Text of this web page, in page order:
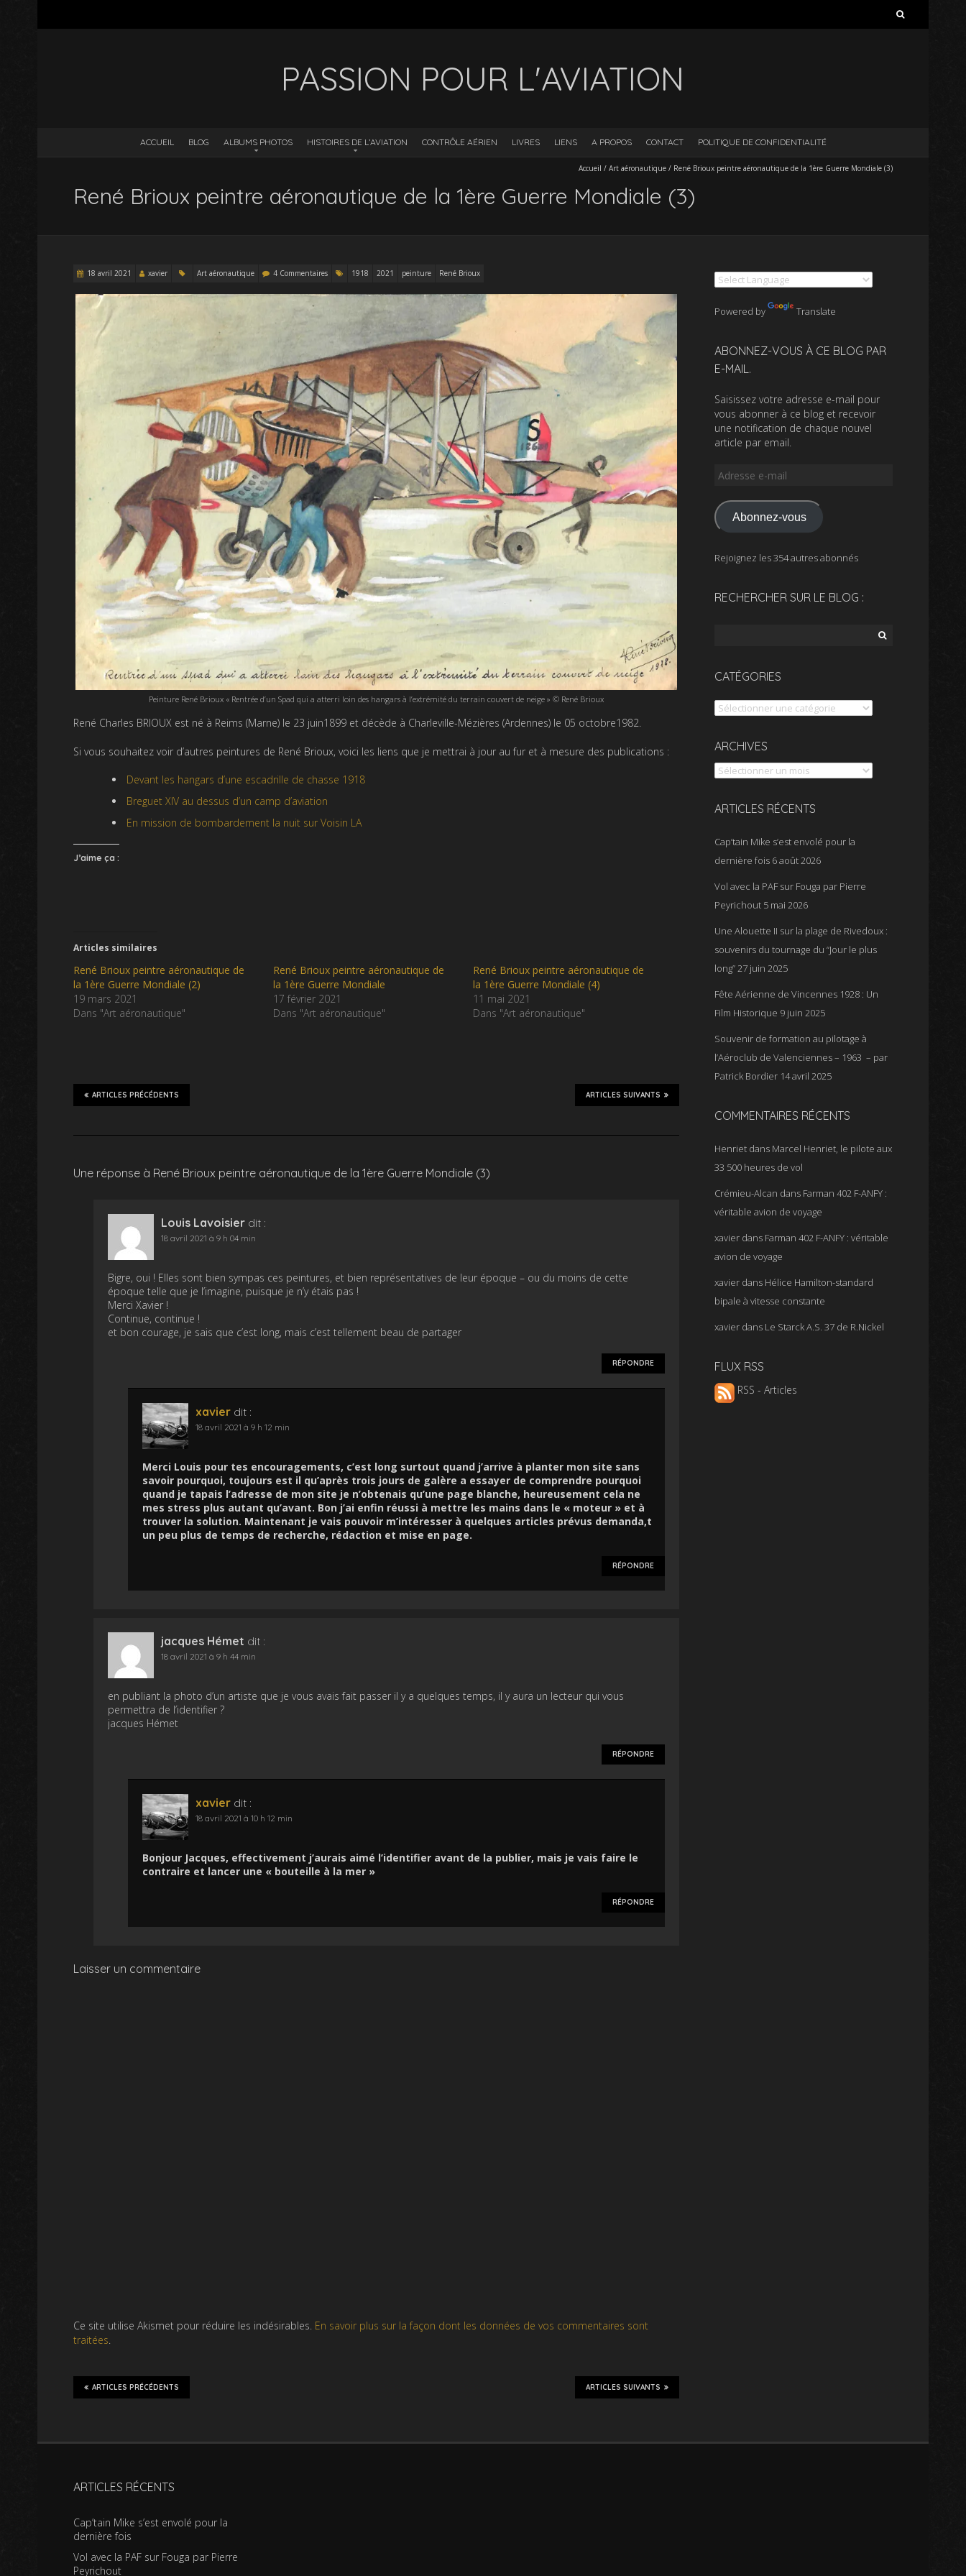
PASSION POUR L'AVIATION
ACCUEIL BLOG ALBUMS PHOTOS HISTOIRES DE L’AVIATION CONTRÔLE AÉRIEN LIVRES LIENS A PROPOS CONTACT POLITIQUE DE CONFIDENTIALITÉ
Accueil /Art aéronautique / René Brioux peintre aéronautique de la 1ère Guerre Mondiale (3)
René Brioux peintre aéronautique de la 1ère Guerre Mondiale (3)
18 avril 2021 xavier Art aéronautique 4 Commentaires 1918 2021 peinture René Brioux
Peinture René Brioux « Rentrée d’un Spad qui a atterri loin des hangars à l’extrémité du terrain couvert de neige » © René Brioux
René Charles BRIOUX est né à Reims (Marne) le 23 juin1899 et décède à Charleville-Mézières (Ardennes) le 05 octobre1982.
Si vous souhaitez voir d’autres peintures de René Brioux, voici les liens que je mettrai à jour au fur et à mesure des publications :
Devant les hangars d’une escadrille de chasse 1918
Breguet XIV au dessus d’un camp d’aviation
En mission de bombardement la nuit sur Voisin LA
J’aime ça :
Articles similaires
René Brioux peintre aéronautique de
la 1ère Guerre Mondiale (2)
19 mars 2021
Dans "Art aéronautique"
René Brioux peintre aéronautique de
la 1ère Guerre Mondiale
17 février 2021
Dans "Art aéronautique"
René Brioux peintre aéronautique de
la 1ère Guerre Mondiale (4)
11 mai 2021
Dans "Art aéronautique"
ARTICLES SUIVANTS
ARTICLES PRÉCÉDENTS
Une réponse à René Brioux peintre aéronautique de la 1ère Guerre Mondiale (3)
Louis Lavoisier dit :
18 avril 2021 à 9 h 04 min
Bigre, oui ! Elles sont bien sympas ces peintures, et bien représentatives de leur époque – ou du moins de cette
époque telle que je l’imagine, puisque je n’y étais pas !
Merci Xavier !
Continue, continue !
et bon courage, je sais que c’est long, mais c’est tellement beau de partager
RÉPONDRE
xavier dit :
18 avril 2021 à 9 h 12 min
Merci Louis pour tes encouragements, c’est long surtout quand j’arrive à planter mon site sans
savoir pourquoi, toujours est il qu’après trois jours de galère a essayer de comprendre pourquoi
quand je tapais l’adresse de mon site je n’obtenais qu’une page blanche, heureusement cela ne
mes stress plus autant qu’avant. Bon j’ai enfin réussi à mettre les mains dans le « moteur » et à
trouver la solution. Maintenant je vais pouvoir m’intéresser à quelques articles prévus demanda,t
un peu plus de temps de recherche, rédaction et mise en page.
RÉPONDRE
jacques Hémet dit :
18 avril 2021 à 9 h 44 min
en publiant la photo d’un artiste que je vous avais fait passer il y a quelques temps, il y aura un lecteur qui vous
permettra de l’identifier ?
jacques Hémet
RÉPONDRE
xavier dit :
18 avril 2021 à 10 h 12 min
Bonjour Jacques, effectivement j’aurais aimé l’identifier avant de la publier, mais je vais faire le
contraire et lancer une « bouteille à la mer »
RÉPONDRE
Laisser un commentaire
Ce site utilise Akismet pour réduire les indésirables. En savoir plus sur la façon dont les données de vos commentaires sont
traitées.
ARTICLES SUIVANTS
ARTICLES PRÉCÉDENTS
Powered by Translate
ABONNEZ-VOUS À CE BLOG PAR
E-MAIL.
Saisissez votre adresse e-mail pour
vous abonner à ce blog et recevoir
une notification de chaque nouvel
article par email.
Adresse
mail
Abonnez-vous
Rejoignez les 354 autres abonnés
RECHERCHER SUR LE BLOG :
CATÉGORIES
Catégories
ARCHIVES
Archives
ARTICLES RÉCENTS
Cap’tain Mike s’est envolé pour la
dernière fois 6 août 2026
Vol avec la PAF sur Fouga par Pierre
Peyrichout 5 mai 2026
Une Alouette II sur la plage de Rivedoux :
souvenirs du tournage du “Jour le plus
long”27 juin 2025
Fête Aérienne de Vincennes 1928 : Un
Film Historique 9 juin 2025
Souvenir de formation au pilotage à
l’Aéroclub de Valenciennes – 1963 – par
Patrick Bordier 14 avril 2025
COMMENTAIRES RÉCENTS
Henriet dans Marcel Henriet, le pilote aux
33 500 heures de vol
Crémieu-Alcan dans Farman 402 F-ANFY :
véritable avion de voyage
xavier dans Farman 402 F-ANFY : véritable
avion de voyage
xavier dans Hélice Hamilton-standard
bipale à vitesse constante
xavier dans Le Starck A.S. 37 de R.Nickel
FLUX RSS
RSS - Articles
ARTICLES RÉCENTS
Cap’tain Mike s’est envolé pour la
dernière fois
Vol avec la PAF sur Fouga par Pierre
Peyrichout